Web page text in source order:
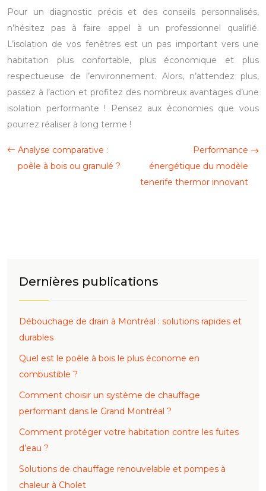
Pour un diagnostic précis et des conseils personnalisés,
n’hésitez pas à faire appel à un professionnel qualifié.
L’isolation de vos fenêtres est un pas important vers une
habitation plus confortable, plus économique et plus
respectueuse de l’environnement. Alors, n’attendez plus,
passez à l’action et profitez des nombreux avantages d’une
isolation performante ! Pensez aux économies que vous
pourrez réaliser à long terme !
Analyse comparative :
poêle à bois ou granulé ?
Performance
énergétique du modèle
tenerife thermor innovant
Dernières publications
Débouchage de drain à Montréal : solutions rapides et
durables
Quel est le poêle à bois le plus économe en
combustible ?
Comment choisir un système de chauffage
performant dans le Grand Montréal ?
Comment protéger votre habitation contre les fuites
d’eau ?
Solutions de chauffage renouvelable et pompes à
chaleur à Cholet